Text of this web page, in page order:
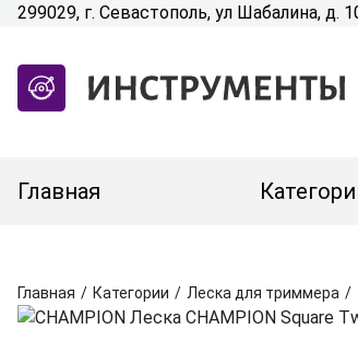
299029, г. Севастополь, ул Шабалина, д.
Главная
Главная / Категории / Леска для триммера /